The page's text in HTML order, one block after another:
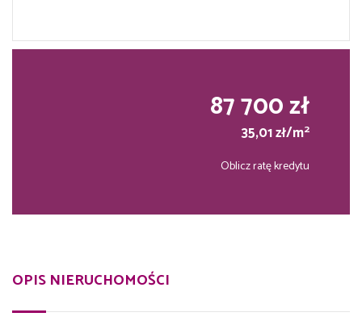
87 700 zł
35,01 zł/m2
Oblicz ratę kredytu
OPIS NIERUCHOMOŚCI